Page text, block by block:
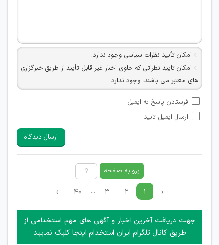
امکان تأیید نظرات سیاسی وجود ندارد.
امکان تایید نظراتی که حاوی اخبار غیر قابل تأیید از طریق خبرگزاری
های معتبر می باشند، وجود ندارد.
شبکه های مجازی ارتباطی می باشند وجود ندارد.
امکان تأیید نظرات کاربرانی که به هر طریقی قصد مأیوس کردن
هرگونه تحریک، تحقیر و کنایه به سایر افراد (مسئول و غیر مسئول)
غیر مجاز می باشد.
امکان هماهنگی برای هرگونه ملاقات حضوری چه به صورت دسته
جمعی و چه فردی توسط کاربران سایت وجود ندارد.
فرستادن پاسخ به ایمیل
ارسال ایمیل تایید
ارسال دیدگاه
برو به صفحه
‹ ۱ ۲ ۳ ... ۴۰ ›
جهت دریافت آخرین اخبار و آگهی های مهم استخدامی از
طریق کانال تلگرام ایران استخدام اینجا کلیک نمایید